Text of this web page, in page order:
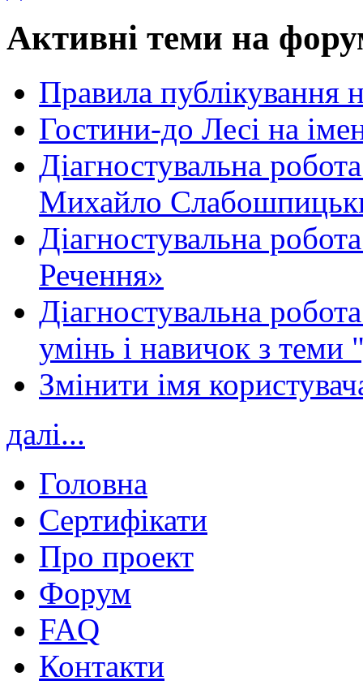
Активні теми на
Правила публікування
Гостини-до Лесі на
Діагностувальна
Михайло
Діагностувальна
Речення»
Діагностувальна
умінь і навичок з теми
Змінити імя
далі...
Головна
Сертифікати
Про проект
Форум
FAQ
Контакти